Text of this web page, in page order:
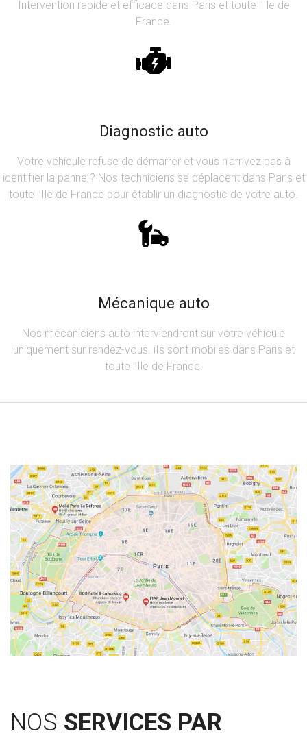
Intervention rapide et efficace dans Paris et toute l’Ile de
France.
Diagnostic auto
Votre véhicule refuse de démarrer et vous n’arrivez pas à
identifier la panne ? Nos techniciens se déplacent dans Paris et
toute l’Ile de France pour établir un diagnostic de votre auto.
Mécanique auto
Nos mécaniciens auto interviendront sur votre véhicule
uniquement sur rendez-vous. iIs sont mobiles dans Paris et
toute l’Ile de France.
NOS SERVICES PAR